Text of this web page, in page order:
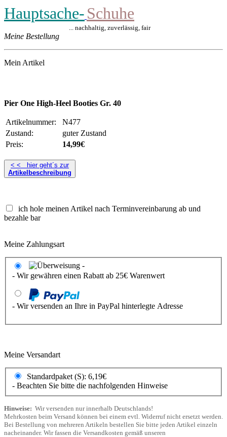
Hauptsache-Schuhe
... nachhaltig, zuverlässig, fair
Meine Bestellung
Mein Artikel
Pier One High-Heel Booties Gr. 40
Artikelnummer:
N477
Zustand:
guter Zustand
Preis:
14,99€
< < hier geht´s zur
Artikelbeschreibung
ich hole meinen Artikel nach Terminvereinbarung ab und
bezahle bar
Meine Zahlungsart
- Wir gewähren einen Rabatt ab 25€ Warenwert
- Wir versenden an Ihre in PayPal hinterlegte Adresse
Meine Versandart
Standardpaket (S): 6,19€
- Beachten Sie bitte die nachfolgenden Hinweise
Hinweise: Wir versenden nur innerhalb Deutschlands!
Mehrkosten beim Versand können bei einem evtl. Widerruf nicht ersetzt werden.
Bei Bestellung von mehreren Artikeln bestellen Sie bitte jeden Artikel einzeln
nacheinander. Wir fassen die Versandkosten gemäß unseren